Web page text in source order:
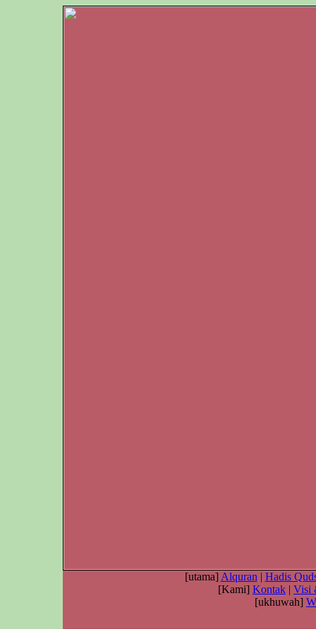
[utama] Alquran | Hadis
[Kami] Kontak | Visi
[ukhuwah]